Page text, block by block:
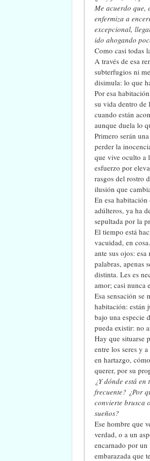
Me acuerdo que,
enfermiza a
excepcional,
ido ahogando
Como casi todas
A través de esa
subterfugios ni
disimula: lo que
Por esa
su vida dentro de
cuando están
aunque duela lo
Primero serán
perder la
que vive oculto a
esfuerzo por
rasgos del rostro
ilusión que
En esa
adúlteros, ya ha
sepultada por la
El tiempo está
vacuidad, en
ante sus ojos:
palabras, apenas
distinta. Les es
amor; casi nunca
Esa sensación
habitación: están
bajo una especie
pueda existir: no
Hay que situarse
entre los seres y
en hartazgo,
querer, por su
¿Y dónde está
frecuente? ¿Por
convierte brusca
sueños?
Ese hombre que
verdad, o a un
encarnado por
embarazada que